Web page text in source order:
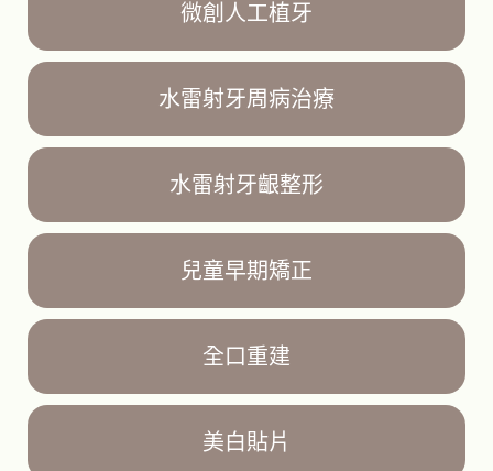
微創人工植牙
水雷射牙周病治療
水雷射牙齦整形
兒童早期矯正
全口重建
美白貼片